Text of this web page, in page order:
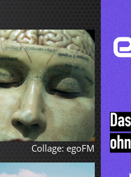
Collage: egoFM